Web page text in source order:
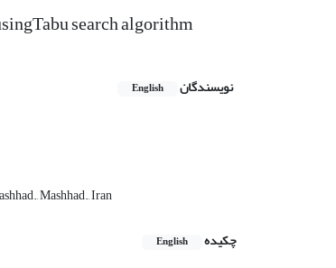
search algorithm
نویسندگان English
Mashhad., Iran
چکیده
English